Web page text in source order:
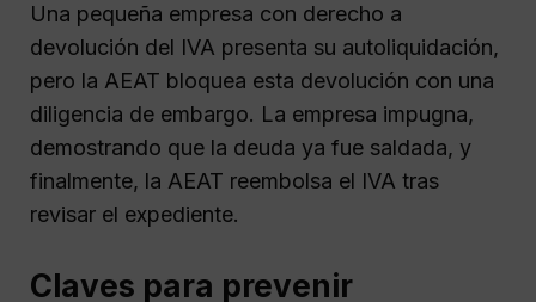
Una pequeña empresa con derecho a
devolución del IVA presenta su autoliquidación,
pero la AEAT bloquea esta devolución con una
diligencia de embargo. La empresa impugna,
demostrando que la deuda ya fue saldada, y
finalmente, la AEAT reembolsa el IVA tras
revisar el expediente.
Claves para prevenir